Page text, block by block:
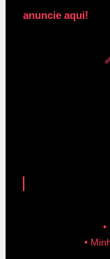
anuncie aqui!
•